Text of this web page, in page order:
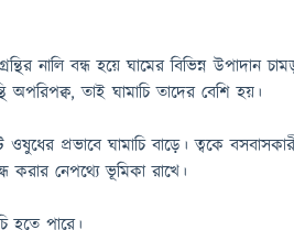
নালি বন্ধ হয়ে ঘামের বিভিন্ন উপাদান
অপরিপক্ব, তাই ঘামাচি তাদের বেশি হয়।
প্রভাবে ঘামাচি বাড়ে। ত্বকে
করার নেপথ্যে ভূমিকা রাখে।
হতে পারে।